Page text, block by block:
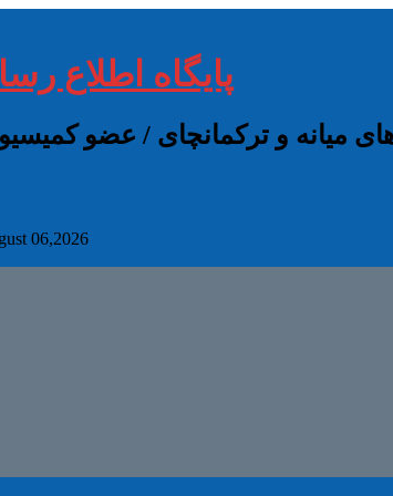
پایگاه اطلاع
میانه و ترکمانچای / عضو
06,2026